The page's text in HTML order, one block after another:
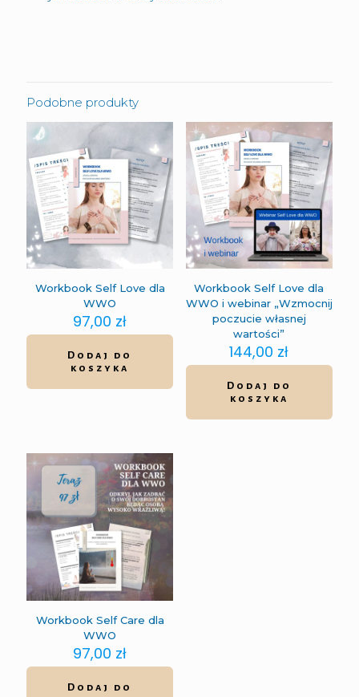
Podobne produkty
Workbook Self Love dla
WWO
97,00 zł
Dodaj do
koszyka
Workbook Self Love dla
WWO i webinar „Wzmocnij
poczucie własnej
wartości”
144,00 zł
Dodaj do
koszyka
Workbook Self Care dla
WWO
97,00 zł
Dodaj do